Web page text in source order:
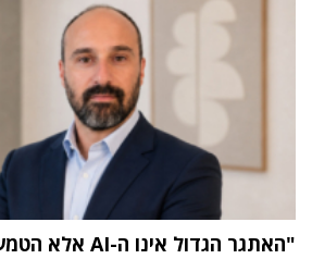
"האתגר הגדול אינו ה-AI אלא הטמעתה בארגון"